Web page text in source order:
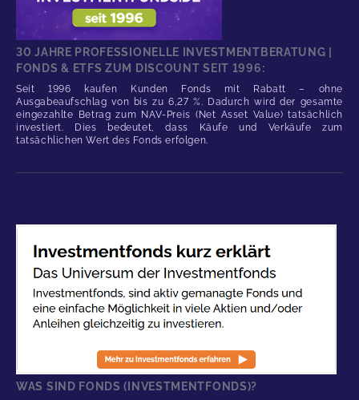
30 JAHRE PROFESSIONELLE INVESTMENTBERATUNG |
FONDS & ETFS ZUM DISCOUNT SEIT 1996:
Seit 1996 kaufen Kunden Fonds mit Rabatt – ohne
Ausgabeaufschlag von bis zu 6,27 %. Dadurch wird der gesamte
eingezahlte Betrag zum NAV-Preis (Net Asset Value) tatsächlich
investiert. Dies bedeutet, dass Käufe und Verkäufe zum
tatsächlichen Wert des Fonds erfolgen.
WAS SIND FONDS (INVESTMENTFONDS)?